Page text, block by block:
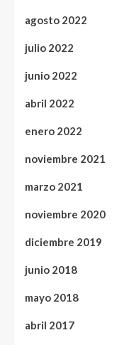
agosto 2022
julio 2022
junio 2022
abril 2022
enero 2022
noviembre 2021
marzo 2021
noviembre 2020
diciembre 2019
junio 2018
mayo 2018
abril 2017